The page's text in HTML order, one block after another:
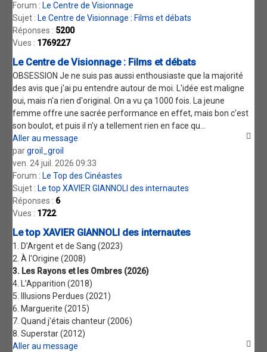
Forum : Le Centre de Visionnage
Sujet : Le Centre de Visionnage : Films et débats
Réponses : 5200
Vues : 1769227
Le Centre de Visionnage : Films et débats
OBSESSION Je ne suis pas aussi enthousiaste que la majorité
des avis que j'ai pu entendre autour de moi. L'idée est maligne
oui, mais n'a rien d'original. On a vu ça 1000 fois. La jeune
femme offre une sacrée performance en effet, mais bon c'est
son boulot, et puis il n'y a tellement rien en face qu...
Aller au message
pargroil_groil
ven. 24 juil. 2026 09:33
Forum : Le Top des Cinéastes
Sujet : Le top XAVIER GIANNOLI des internautes
Réponses : 6
Vues : 1722
Le top XAVIER GIANNOLI des internautes
1. D’Argent et de Sang (2023)
2. À l'Origine (2008)
3. Les Rayons et les Ombres (2026)
4. L’Apparition (2018)
5. Illusions Perdues (2021)
6. Marguerite (2015)
7. Quand j'étais chanteur (2006)
8. Superstar (2012)
Aller au message